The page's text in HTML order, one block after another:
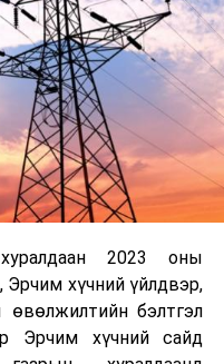
2023 оны
хүчний үйлдвэр,
бэлтгэл
Эрчим хүчний сайд